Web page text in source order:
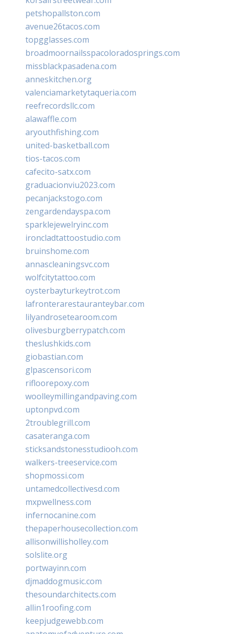
petshopallston.com
avenue26tacos.com
topgglasses.com
broadmoornailsspacoloradosprings.com
missblackpasadena.com
anneskitchen.org
valenciamarketytaqueria.com
reefrecordsllc.com
alawaffle.com
aryouthfishing.com
united-basketball.com
tios-tacos.com
cafecito-satx.com
graduacionviu2023.com
pecanjackstogo.com
zengardendayspa.com
sparklejewelryinc.com
ironcladtattoostudio.com
bruinshome.com
annascleaningsvc.com
wolfcitytattoo.com
oysterbayturkeytrot.com
lafronterarestauranteybar.com
lilyandrosetearoom.com
olivesburgberrypatch.com
theslushkids.com
giobastian.com
glpascensori.com
rifloorepoxy.com
woolleymillingandpaving.com
uptonpvd.com
2troublegrill.com
casateranga.com
sticksandstonesstudiooh.com
walkers-treeservice.com
shopmossi.com
untamedcollectivesd.com
mxpwellness.com
infernocanine.com
thepaperhousecollection.com
allisonwillisholley.com
solslite.org
portwayinn.com
djmaddogmusic.com
thesoundarchitects.com
allin1roofing.com
keepjudgewebb.com